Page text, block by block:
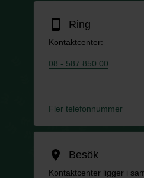
smartphone Ring
Kontaktcenter:
08 - 587 850 00
Fler telefonnummer
location_on Besök
Kontaktcenter ligger i